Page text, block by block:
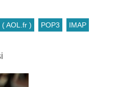
( AOL.fr ) POP3 IMAP